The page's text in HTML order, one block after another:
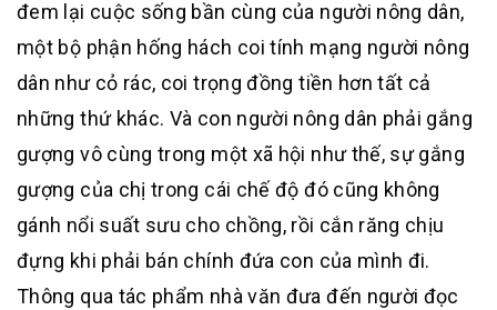
đem lại cuộc sống bần cùng của người nông dân,
một bộ phận hống hách coi tính mạng người nông
dân như cỏ rác, coi trọng đồng tiền hơn tất cả
những thứ khác. Và con người nông dân phải gắng
gượng vô cùng trong một xã hội như thế, sự gắng
gượng của chị trong cái chế độ đó cũng không
gánh nổi suất sưu cho chồng, rồi cắn răng chịu
đựng khi phải bán chính đứa con của mình đi.
Thông qua tác phẩm nhà văn đưa đến người đọc